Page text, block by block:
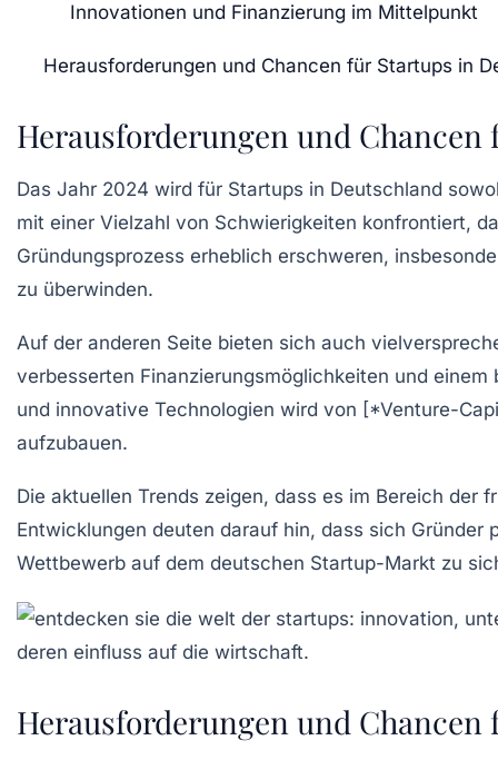
Innovationen und Finanzierung im Mittelpunkt
Herausforderungen und Chancen für Startups in
Herausforderungen und Chancen
Das Jahr 2024 wird für Startups in Deutschland
mit einer Vielzahl von Schwierigkeiten konfrontiert,
Gründungsprozess erheblich erschweren,
zu überwinden.
Auf der anderen Seite bieten sich auch
verbesserten Finanzierungsmöglichkeiten und einem
und innovative Technologien wird von [*Venture-
aufzubauen.
Die aktuellen Trends zeigen, dass es im Bereich der
Entwicklungen deuten darauf hin, dass sich
Wettbewerb auf dem deutschen Startup-Markt zu
Herausforderungen und